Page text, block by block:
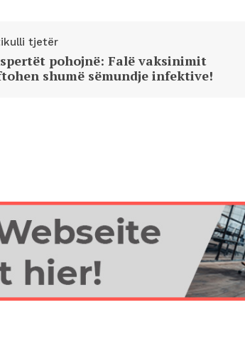
tjetër
pohojnë: Falë vaksinimit
shumë sëmundje infektive!